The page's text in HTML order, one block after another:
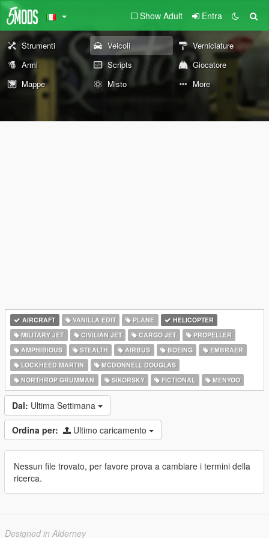
Show Adult Entra
Strumenti Veicoli
Verniciature
Armi
Scripts
Giocatore
Mappe
Misto More
AIRCRAFT VANILLA EDIT PLANE
HELICOPTER
MILITARY JET
CIVILIAN JET CARGO JET
PROPELLER
AMPHIBIOUS
STEALTH AIRBUS BOEING
EMBRAER
LOCKHEED MARTIN
MCDONNELL DOUGLAS
NORTHROP GRUMMAN
SIKORSKY FICTIONAL MENYOO
Dal: Ultima Settimana
Ordina per: Ultimo caricamento
Nessun file trovato, per favore prova a cambiare i termini della
ricerca.
Designed in Alderney